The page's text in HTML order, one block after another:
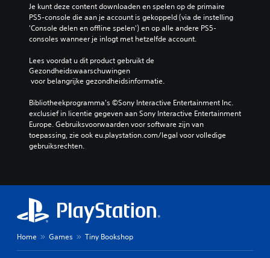
Je kunt deze content downloaden en spelen op de primaire
PS5-console die aan je account is gekoppeld (via de instelling
'Console delen en offline spelen') en op alle andere PS5-
consoles wanneer je inlogt met hetzelfde account.
Lees voordat u dit product gebruikt de
Gezondheidswaarschuwingen
voor belangrijke gezondheidsinformatie.
Bibliotheekprogramma's ©Sony Interactive Entertainment Inc.
exclusief in licentie gegeven aan Sony Interactive Entertainment
Europe. Gebruiksvoorwaarden voor software zijn van
toepassing, zie ook eu.playstation.com/legal voor volledige
gebruiksrechten.
Home Games Tiny Bookshop